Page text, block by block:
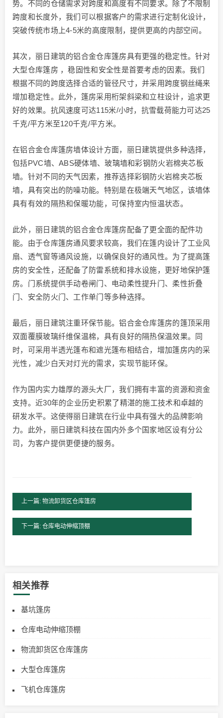
势。不同的仓储需求对跨度和高度有不同要求。除了不限制
跨度和长度外，我们可以根据客户的需求进行定制化设计，
突破传统市场上4-5米的高度限制，提供更高的内部空间。
其次，丽日建筑的铝合金仓库篷房具有更强的稳定性。针对
大型仓库篷房 ，稳固性和安全性是首要考虑的因素。我们
根据不同的跨度选择合适的管径尺寸，并采用跨度钢丝绳来
增加稳定性。此外，篷房采用桁架斜梁和立柱设计，追求更
好的效果。抗风速度可达115米/小时，抗雪载荷能力可达25
千克/平方米至120千克/平方米。
在铝合金仓库篷房墙体设计方面，丽日建筑提供多种选择，
包括PVC墙、ABS硬体墙、玻璃墙和彩钢防火岩棉夹芯板
墙。针对不同的天气因素，推荐选择彩钢防火岩棉夹芯板
墙，具有突出的防噪功能。特别是在极端天气地区，该墙体
具有有效的隔热和保暖功能，可保持室内恒温状态。
此外，丽日建筑的铝合金仓库篷房配备了更全面的配件功
能。由于仓库篷房通风要求较高，我们在篷内设计了工业风
扇、透气窗等通风设施，以确保良好的通风性。为了提高篷
房的安全性，还配备了防雷系统和排水设施，更好地保护篷
房。门系统提供手动卷闸门、电动柔性提升门、柔性折叠
门、安全防火门、工作单门等多种选择。
最后，丽日建筑注重环保节能。铝合金仓库篷房的篷顶采用
双面覆膜玻璃纤维保温棉，具有良好的隔热保温效果。同
时，可采用半透光篷布和遮光篷布相结合，增加篷房内的采
光性，减少白天对灯光的需求，实现节能环保。
作为国内实力雄厚的源头大厂，我们拥有丰富的资源和资金
支持。近30年的企业历史积累了精湛的施工技术和卓越的
研发水平。这使得丽日建筑在行业中具有强大的品牌影响
力。此外，丽日建筑科技在国内外多个国家地区设有分公
司，为客户提供更便捷的服务。
上一篇: 物流卸货区仓库篷房
下一篇: 仓库电动伸缩顶棚
相关推荐
基坑篷房
仓库电动伸缩顶棚
物流卸货区仓库篷房
大型仓库篷房
飞机仓库篷房